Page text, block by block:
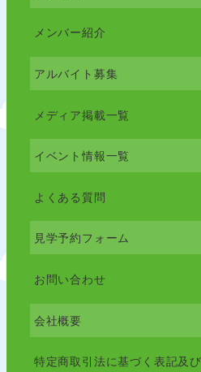
メンバー紹介
アルバイト募集
メディア掲載一覧
イベント情報一覧
よくある質問
見学予約フォーム
お問い合わせ
会社概要
特定商取引法に基づく表記及